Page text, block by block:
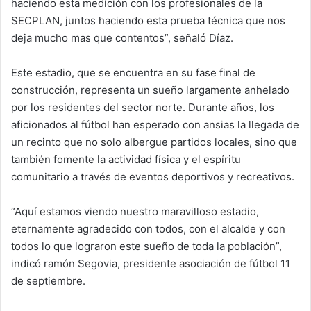
haciendo esta medición con los profesionales de la
SECPLAN, juntos haciendo esta prueba técnica que nos
deja mucho mas que contentos”, señaló Díaz.
Este estadio, que se encuentra en su fase final de
construcción, representa un sueño largamente anhelado
por los residentes del sector norte. Durante años, los
aficionados al fútbol han esperado con ansias la llegada de
un recinto que no solo albergue partidos locales, sino que
también fomente la actividad física y el espíritu
comunitario a través de eventos deportivos y recreativos.
“Aquí estamos viendo nuestro maravilloso estadio,
eternamente agradecido con todos, con el alcalde y con
todos lo que lograron este sueño de toda la población”,
indicó ramón Segovia, presidente asociación de fútbol 11
de septiembre.